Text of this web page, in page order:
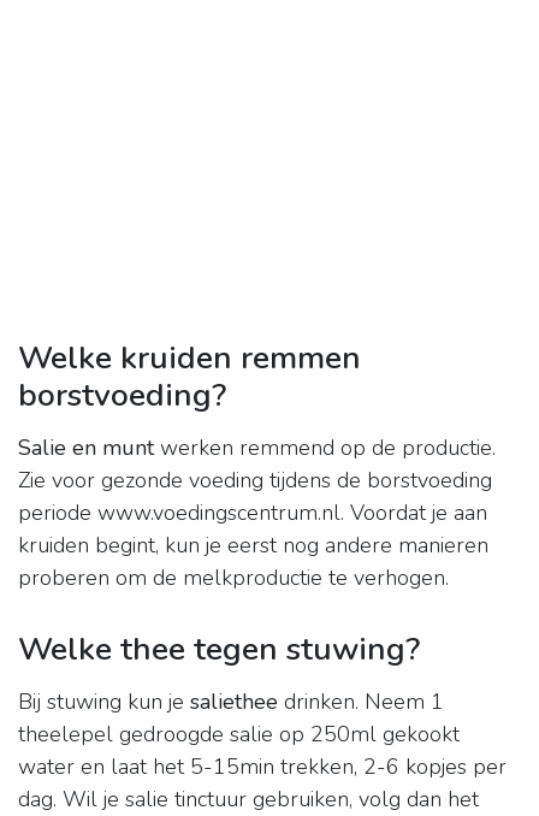
Welke kruiden remmen
borstvoeding?
Salie en muntwerken remmend op de productie.
Zie voor gezonde voeding tijdens de borstvoeding
periode www.voedingscentrum.nl. Voordat je aan
kruiden begint, kun je eerst nog andere manieren
proberen om de melkproductie te verhogen.
Welke thee tegen stuwing?
Bij stuwing kun je saliethee drinken. Neem 1
theelepel gedroogde salie op 250ml gekookt
water en laat het 5-15min trekken, 2-6 kopjes per
dag. Wil je salie tinctuur gebruiken, volg dan het